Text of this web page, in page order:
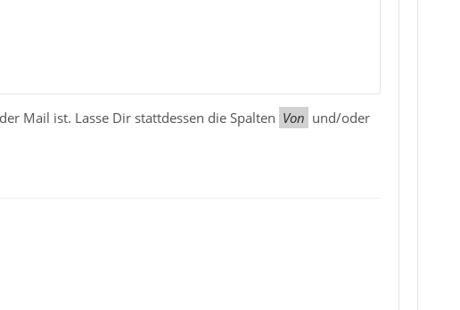
Mail ist. Lasse Dir stattdessen die Spalten Von und/oder